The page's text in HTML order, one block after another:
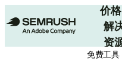
价格
解
资
免费工具